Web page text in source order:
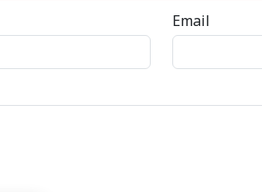
Email